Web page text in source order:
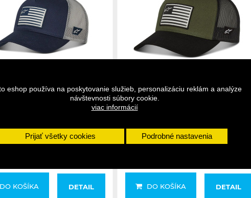
eshop používa na poskytovanie služieb, personalizáciu reklám a analýze
návštevnosti súbory cookie.
viac informácií
Prijať všetky cookies Podrobné nastavenia
šiltovka FLAG Snapback
24,90 €
KOŠÍKA DETAIL
Alpinestars šiltovka FLAG Snapback
24,90 €
DO KOŠÍKA DETAIL